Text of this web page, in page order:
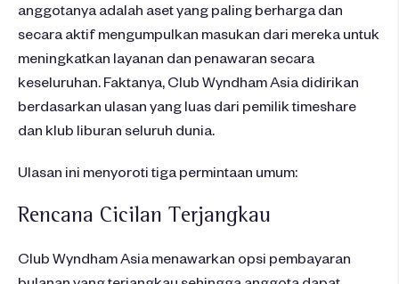
anggotanya adalah asetyang paling berharga dan
secara aktif mengumpulkan masukan dari mereka untuk
meningkatkan layanan dan penawaran secara
keseluruhan Faktanya , Club Wyndham Asia didirikan
berdasarkan ulasan yang luas dari pemiliktimeshare
dan klub liburan seluruh dunia.
Ulasan ini menyoroti tiga permintaan umum:
Rencana Cicilan Terjangkau
Club Wyndham Asia menawarkan opsi pembayaran